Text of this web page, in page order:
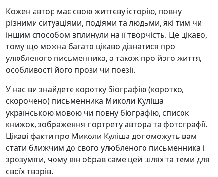
Кожен автор має свою життєву історію, повну
різними ситуаціями, подіями та людьми, які тим чи
іншим способом вплинули на її творчість. Це цікаво,
тому що можна багато цікаво дізнатися про
улюбленого письменника, а також про його життя,
особливості його прози чи поезії.
У нас ви знайдете коротку біографію (коротко,
скорочено) письменника Миколи Куліша
українською мовою чи повну біографію, список
книжок, зображення портрету автора та фотографії.
Цікаві факти про Миколи Куліша допоможуть вам
стати ближчим до свого улюбленого письменника і
зрозуміти, чому він обрав саме цей шлях та теми для
своїх творів.